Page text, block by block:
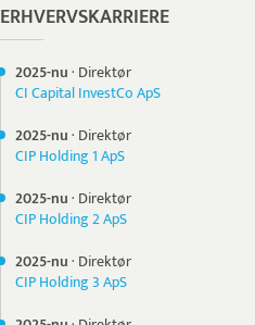
ERHVERVSKARRIERE
2025-nu· Direktør
CI Capital InvestCo ApS
2025-nu· Direktør
CIP Holding 1 ApS
2025-nu· Direktør
CIP Holding 2 ApS
2025-nu· Direktør
CIP Holding 3 ApS